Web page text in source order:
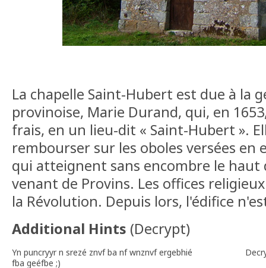
La chapelle Saint-Hubert est due à la
provinoise, Marie Durand, qui, en
frais, en un lieu-dit « Saint-Hubert ».
rembourser sur les oboles versées en
qui atteignent sans encombre le haut
venant de Provins. Les offices
la Révolution. Depuis lors, l'édifice
Additional Hints (Decrypt)
Yn puncryyr n srezé znvf ba nf wnznvf ergebhié
fba geéfbe ;)